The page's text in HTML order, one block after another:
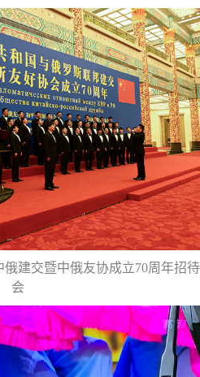
建交暨中俄友协成立70周年招待
会